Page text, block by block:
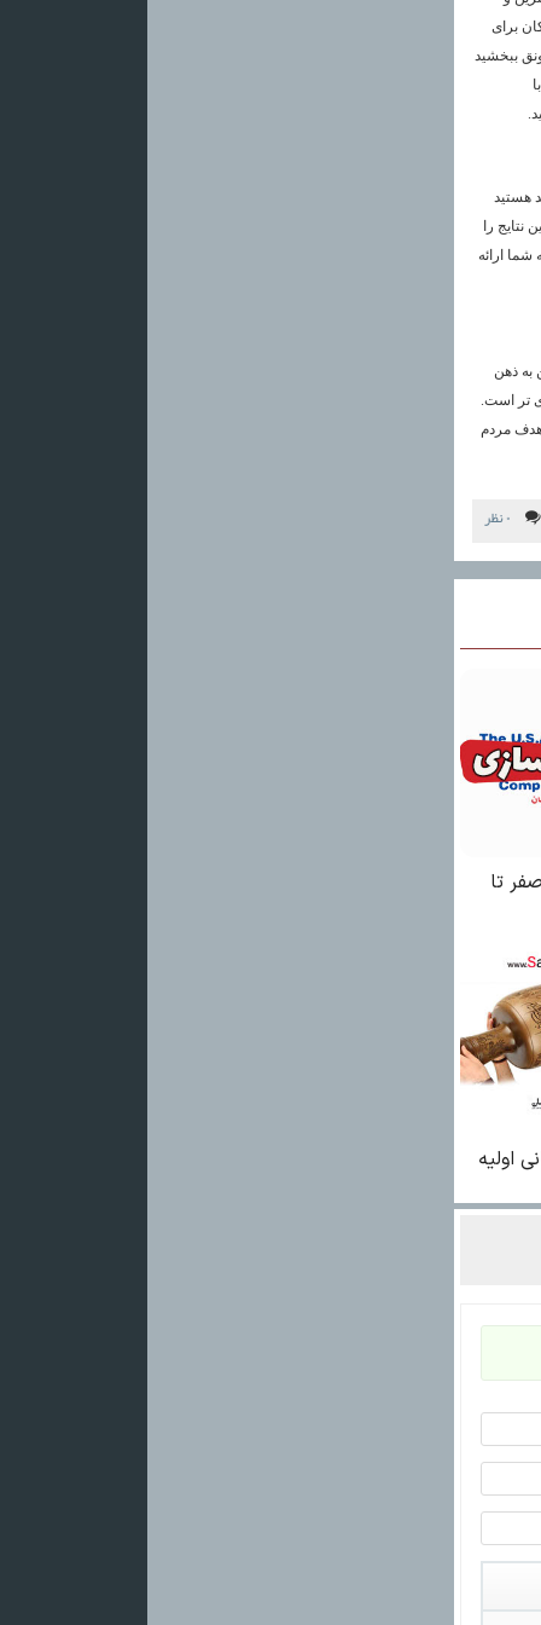
برای
ببخشید
هستید
را
ارائه
به ذهن
تر است.
هدف مردم
۰ نظر